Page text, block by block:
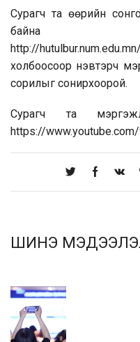
Сурагч та өөрийн
http://
холбоосоор нэвтэрч
сорилыг сонирхоорой.
Сурагч та
https://
ШИНЭ